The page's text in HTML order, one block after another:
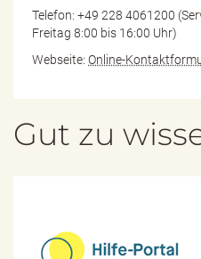
Telefon: +49 228 4061200
Freitag 8:00 bis 16:00 Uhr)
Webseite: Online-
Gut zu